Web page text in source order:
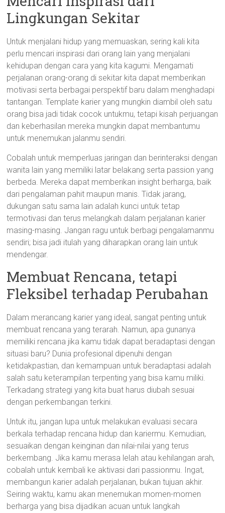
Lingkungan Sekitar
Untuk menjalani hidup yang memuaskan, sering kali kita
perlu mencari inspirasi dari orang lain yang menjalani
kehidupan dengan cara yang kita kagumi. Mengamati
perjalanan orang-orang di sekitar kita dapat memberikan
motivasi serta berbagai perspektif baru dalam menghadapi
tantangan. Template karier yang mungkin diambil oleh satu
orang bisa jadi tidak cocok untukmu, tetapi kisah perjuangan
dan keberhasilan mereka mungkin dapat membantumu
untuk menemukan jalanmu sendiri.
Cobalah untuk memperluas jaringan dan berinteraksi dengan
wanita lain yang memiliki latar belakang serta passion yang
berbeda. Mereka dapat memberikan insight berharga, baik
dari pengalaman pahit maupun manis. Tidak jarang,
dukungan satu sama lain adalah kunci untuk tetap
termotivasi dan terus melangkah dalam perjalanan karier
masing-masing. Jangan ragu untuk berbagi pengalamanmu
sendiri; bisa jadi itulah yang diharapkan orang lain untuk
mendengar.
Membuat Rencana, tetapi
Fleksibel terhadap Perubahan
Dalam merancang karier yang ideal, sangat penting untuk
membuat rencana yang terarah. Namun, apa gunanya
memiliki rencana jika kamu tidak dapat beradaptasi dengan
situasi baru? Dunia profesional dipenuhi dengan
ketidakpastian, dan kemampuan untuk beradaptasi adalah
salah satu keterampilan terpenting yang bisa kamu miliki.
Terkadang strategi yang kita buat harus diubah sesuai
dengan perkembangan terkini.
Untuk itu, jangan lupa untuk melakukan evaluasi secara
berkala terhadap rencana hidup dan kariermu. Kemudian,
sesuaikan dengan keinginan dan nilai-nilai yang terus
berkembang. Jika kamu merasa lelah atau kehilangan arah,
cobalah untuk kembali ke aktivasi dari passionmu. Ingat,
membangun karier adalah perjalanan, bukan tujuan akhir.
Seiring waktu, kamu akan menemukan momen-momen
berharga yang bisa dijadikan acuan untuk langkah